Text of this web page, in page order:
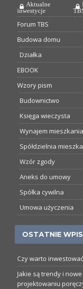
Aktualne
inwestycje
Forum TBS
Budowa domu
Działka
EBOOK
Wzory pism
Budownictwo
Księga wieczysta
Wynajem mieszkania
Spółdzielnia
Wzór zgody
Aneks do umowy
Spółka cywilna
Umowa użyczenia
OSTATNIE
Czy warto
Jakie są trendy i
projektowaniu